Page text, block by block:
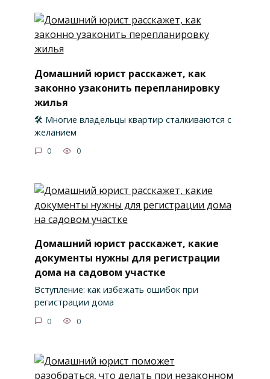
Домашний юрист расскажет, как
законно узаконить перепланировку
жилья
🛠️ Многие владельцы квартир сталкиваются с
желанием
0 0
Домашний юрист расскажет, какие
документы нужны для регистрации
дома на садовом участке
Вступление: как избежать ошибок при
регистрации дома
0 0